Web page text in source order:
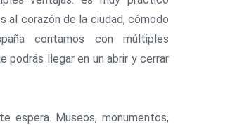
al corazón de la ciudad, cómodo
contamos con múltiples
podrás llegar en un abrir y cerrar
espera. Museos, monumentos,